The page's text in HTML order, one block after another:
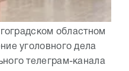
областном
уголовного дела
телеграм-канала